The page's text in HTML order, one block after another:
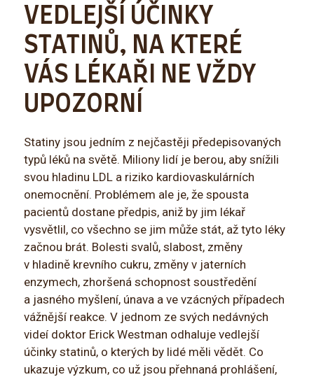
VEDLEJŠÍ ÚČINKY
STATINŮ, NA KTERÉ
VÁS LÉKAŘI NE VŽDY
UPOZORNÍ
Statiny jsou jedním z nejčastěji předepisovaných
typů léků na světě. Miliony lidí je berou, aby snížili
svou hladinu LDL a riziko kardiovaskulárních
onemocnění. Problémem ale je, že spousta
pacientů dostane předpis, aniž by jim lékař
vysvětlil, co všechno se jim může stát, až tyto léky
začnou brát. Bolesti svalů, slabost, změny
v hladině krevního cukru, změny v jaterních
enzymech, zhoršená schopnost soustředění
a jasného myšlení, únava a ve vzácných případech
vážnější reakce. V jednom ze svých nedávných
videí doktor Erick Westman odhaluje vedlejší
účinky statinů, o kterých by lidé měli vědět. Co
ukazuje výzkum, co už jsou přehnaná prohlášení,